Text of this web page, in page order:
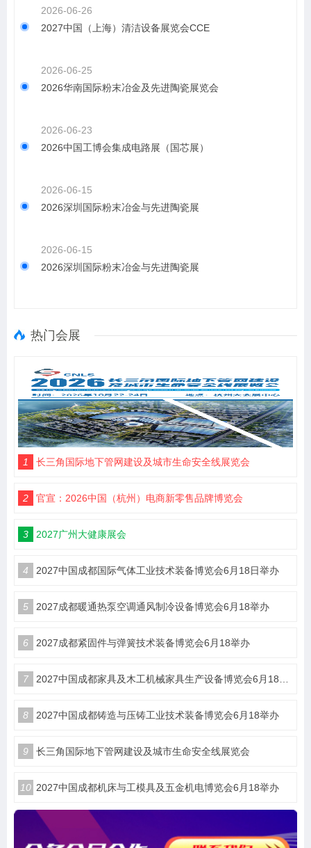
2026-06-26
2027中国（上海）清洁设备展览会CCE
2026-06-25
2026华南国际粉末冶金及先进陶瓷展览会
2026-06-23
2026中国工博会集成电路展（国芯展）
2026-06-15
2026深圳国际粉末冶金与先进陶瓷展
2026-06-15
2026深圳国际粉末冶金与先进陶瓷展
热门会展
1 长三角国际地下管网建设及城市生命安全线展览会
2 官宣：2026中国（杭州）电商新零售品牌博览会
3 2027广州大健康展会
4 2027中国成都国际气体工业技术装备博览会6月18日举办
5 2027成都暖通热泵空调通风制冷设备博览会6月18举办
6 2027成都紧固件与弹簧技术装备博览会6月18举办
7 2027中国成都家具及木工机械家具生产设备博览会6月18举办
8 2027中国成都铸造与压铸工业技术装备博览会6月18举办
9 长三角国际地下管网建设及城市生命安全线展览会
10 2027中国成都机床与工模具及五金机电博览会6月18举办